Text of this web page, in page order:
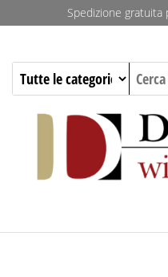
Spedizione
Deleo Wine &